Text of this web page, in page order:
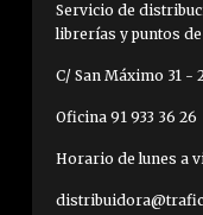
Servicio de
librerías y puntos
C/ San Máximo 31 -
Oficina 91 933 36 26
Horario de lunes a